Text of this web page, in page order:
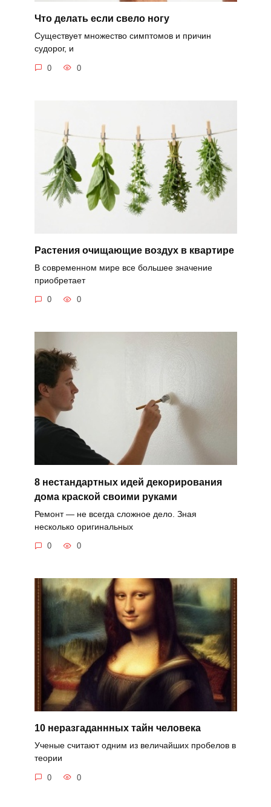
Что делать если свело ногу
Существует множество симптомов и причин
судорог, и
0 0
Растения очищающие воздух в квартире
В современном мире все большее значение
приобретает
0 0
8 нестандартных идей декорирования
дома краской своими руками
Ремонт — не всегда сложное дело. Зная
несколько оригинальных
0 0
10 неразгаданнных тайн человека
Ученые считают одним из величайших пробелов в
теории
0 0